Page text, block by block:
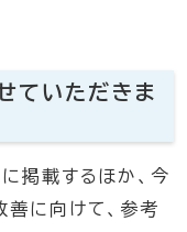
ていただきま
掲載するほか、今
に向けて、参考